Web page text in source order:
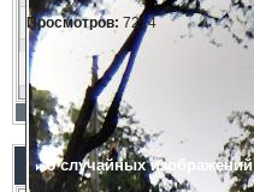
Просмотров: 7214
5 случайных изображений